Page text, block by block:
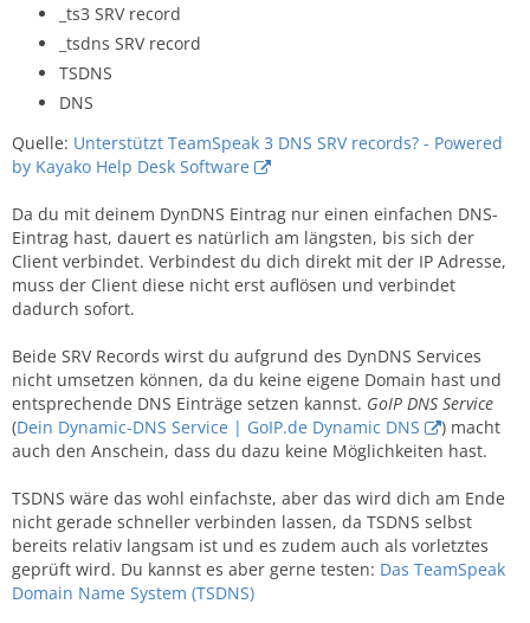
_ts3 SRV record
_tsdns SRV record
TSDNS
DNS
Quelle: Unterstützt TeamSpeak 3 DNS SRV records? - Powered
by Kayako Help Desk Software
Da du mit deinem DynDNS Eintrag nur einen einfachen DNS-
Eintrag hast, dauert es natürlich am längsten, bis sich der
Client verbindet. Verbindest du dich direkt mit der IP Adresse,
muss der Client diese nicht erst auflösen und verbindet
dadurch sofort.
Beide SRV Records wirst du aufgrund des DynDNS Services
nicht umsetzen können, da du keine eigene Domain hast und
entsprechende DNS Einträge setzen kannst. GoIP DNS Service
(Dein Dynamic-DNS Service | GoIP.de Dynamic DNS
) macht
auch den Anschein, dass du dazu keine Möglichkeiten hast.
TSDNS wäre das wohl einfachste, aber das wird dich am Ende
nicht gerade schneller verbinden lassen, da TSDNS selbst
bereits relativ langsam ist und es zudem auch als vorletztes
geprüft wird. Du kannst es aber gerne testen: Das TeamSpeak
Domain Name System (TSDNS)